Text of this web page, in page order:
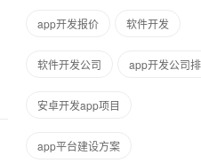
app开发报价 软件开发
软件开发公司 app开发公司
安卓开发app项目
app平台建设方案